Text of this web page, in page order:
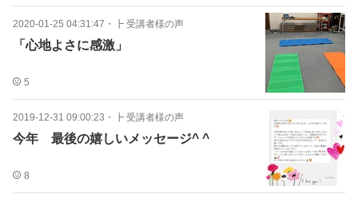
2020-01-25 04:31:47 ・ ┣ 受講者様の声
「心地よさに感激」
5
2019-12-31 09:00:23 ・ ┣ 受講者様の声
今年 最後の嬉しいメッセージ^ ^
8